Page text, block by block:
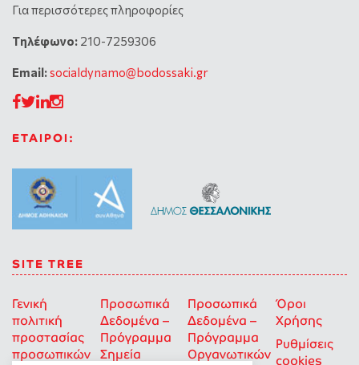
Για περισσότερες πληροφορίες
Tηλέφωνο: 210-7259306
Email:socialdynamo@bodossaki.gr
ΕΤΑΙΡΟΙ:
SITE TREE
Γενική
πολιτική
προστασίας
προσωπικών
Προσωπικά
Δεδομένα –
Πρόγραμμα
Σημεία
Προσωπικά
Δεδομένα –
Πρόγραμμα
Οργανωτικών
Όροι
Χρήσης
Ρυθμίσεις
cookies